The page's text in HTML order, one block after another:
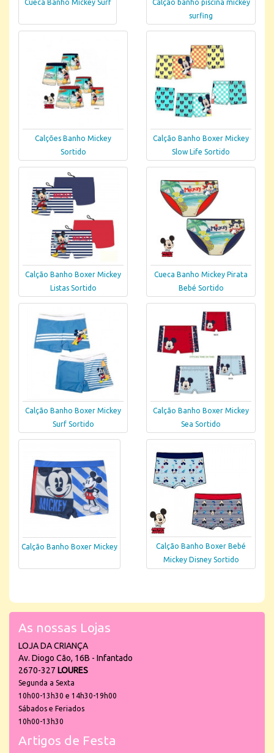
Cueca Banho Mickey Surf
Calção banho piscina mickey
surfing
Calções Banho Mickey
Sortido
Calção Banho Boxer Mickey
Slow Life Sortido
Calção Banho Boxer Mickey
Listas Sortido
Cueca Banho Mickey Pirata
Bebé Sortido
Calção Banho Boxer Mickey
Surf Sortido
Calção Banho Boxer Mickey
Sea Sortido
Calção Banho Boxer Mickey
Calção Banho Boxer Bebé
Mickey Disney Sortido
As nossas Lojas
LOJA DA CRIANÇA
Av. Diogo Cão, 16B - Infantado
2670-327 LOURES
Segunda a Sexta
10h00-13h30 e 14h30-19h00
Sábados e Feriados
10h00-13h30
Artigos de Festa